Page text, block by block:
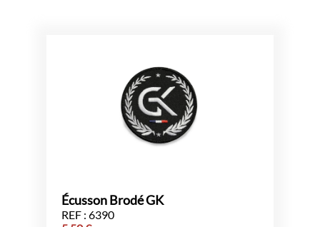
Écusson Brodé GK
REF : 6390